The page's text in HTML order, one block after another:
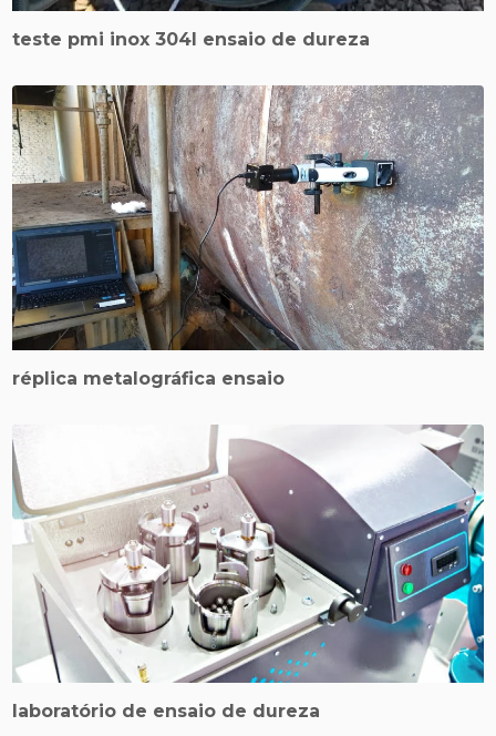
teste pmi inox 304l ensaio de dureza
réplica metalográfica ensaio
laboratório de ensaio de dureza